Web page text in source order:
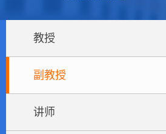
教授
副教授
讲师